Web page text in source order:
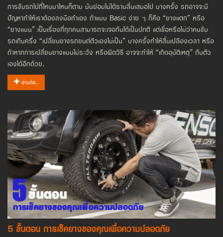
การขับรถไปที่ไหนมาไหนก็ตาม มันย่อมไม่ได้ราบลื่นเสมอไป บางครั้ง รถอาจจะมี
ปัญหาทำให้เราต้องลงมือทำเอง ถ้าแบบ Basic ง่าย ๆ ก็คือ “ยางแตก” หรือ
“ยางแบน” เป็นเรื่องที่ทุกคนสามารถจะเจอกันได้เป็นปกติ แต่เชื่อหรือไม่ว่าคนขับ
รถเกินครึ่ง “เปลี่ยนยางรถยนต์ตัวเองไม่เป็น” บางครั้งทำให้สิ้นเปลืองเวลา หรือ
ถ้าหากการเปลี่ยนยางแบบไม่ระวัง หรือผิดวิธี อาจจะทำให้ “เกิดอุบัติเหตุ” กับตัว
เองได้อีกด้วย.
อ่านต่อ..
5 ขั้นตอน การเช็คยางของคุณเพื่อความปลอดภัย